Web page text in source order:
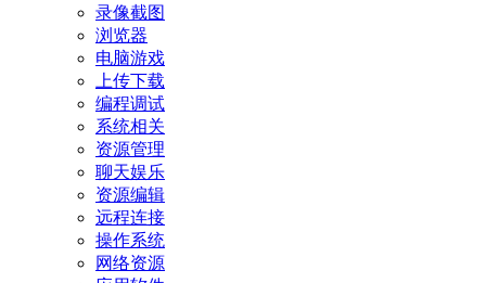
录像截图
浏览器
电脑游戏
上传下载
编程调试
系统相关
资源管理
聊天娱乐
资源编辑
远程连接
操作系统
网络资源